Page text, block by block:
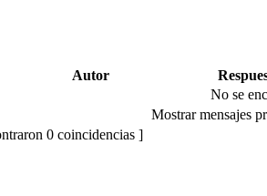
Autor
No se
Mostrar mensajes
0 coincidencias ]